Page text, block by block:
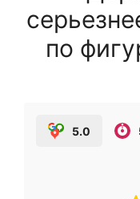
по
5.0